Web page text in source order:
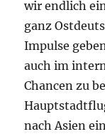
wir endlich
ganz
Impulse
auch im
Chancen zu
nach Asien